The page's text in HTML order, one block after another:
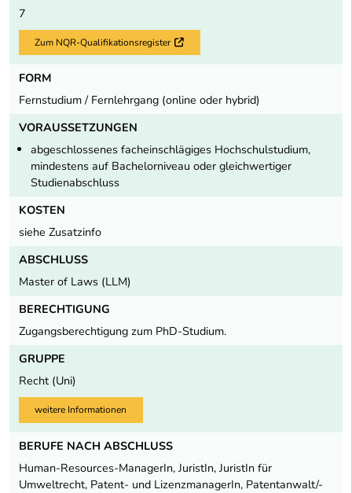
7
Zum NQR-Qualifikationsregister Externer Link
FORM
Fernstudium / Fernlehrgang (online oder hybrid)
VORAUSSETZUNGEN
abgeschlossenes facheinschlägiges Hochschulstudium,
mindestens auf Bachelorniveau oder gleichwertiger
Studienabschluss
KOSTEN
siehe Zusatzinfo
ABSCHLUSS
Master of Laws (LLM)
BERECHTIGUNG
Zugangsberechtigung zum PhD-Studium.
GRUPPE
Recht (Uni)
weitere Informationen
BERUFE NACH ABSCHLUSS
Human-Resources-ManagerIn, JuristIn, JuristIn für
Umweltrecht, Patent- und LizenzmanagerIn, Patentanwalt/-